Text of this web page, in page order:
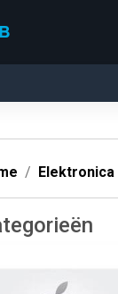
Elektronica